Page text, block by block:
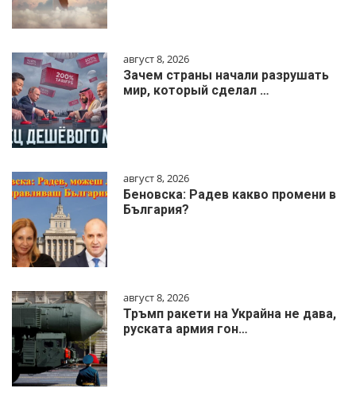
август 8, 2026
Зачем страны начали разрушать
мир, который сделал …
август 8, 2026
Беновска: Радев какво промени в
България?
август 8, 2026
Тръмп ракети на Украйна не дава,
руската армия гон…